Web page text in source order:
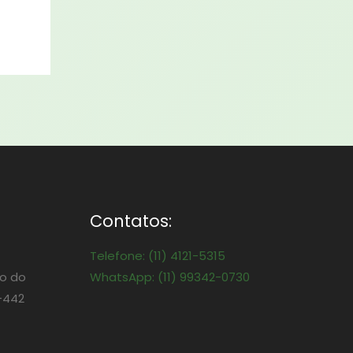
do
442
Contatos:
Telefone: (11) 4121-5315
WhatsApp: (11) 99342-0730